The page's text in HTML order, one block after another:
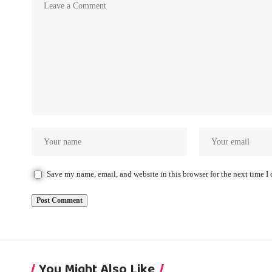
Save my name, email, and website in this browser for the next time I